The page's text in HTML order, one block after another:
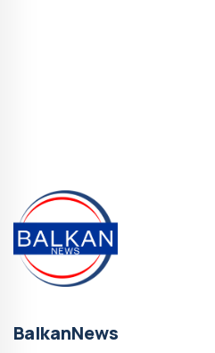
BalkanNews